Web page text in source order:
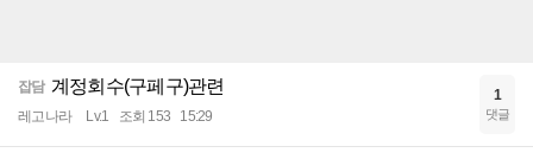
잡담 계정회수(구페구)관련
레고나라 Lv.1 조회 153 15:29
1
댓글